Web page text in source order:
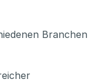
Branchen